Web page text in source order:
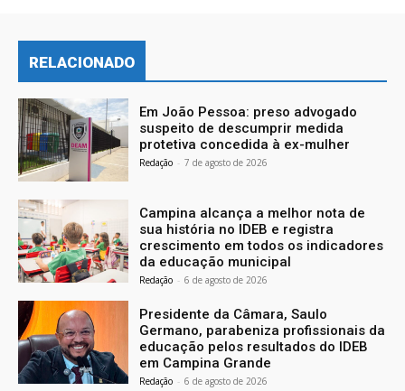
RELACIONADO
Em João Pessoa: preso advogado
suspeito de descumprir medida
protetiva concedida à ex-mulher
Redação - 7 de agosto de 2026
Campina alcança a melhor nota de
sua história no IDEB e registra
crescimento em todos os indicadores
da educação municipal
Redação - 6 de agosto de 2026
Presidente da Câmara, Saulo
Germano, parabeniza profissionais da
educação pelos resultados do IDEB
em Campina Grande
Redação - 6 de agosto de 2026